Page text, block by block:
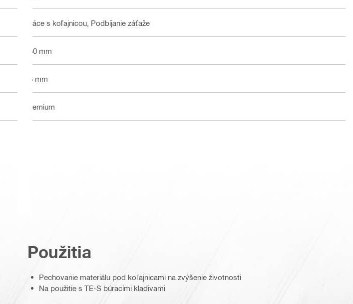
Práce s koľajnicou, Podbíjanie záťaže
550 mm
76 mm
Premium
Použitia
Pechovanie materiálu pod koľajnicami na zvýšenie životnosti
Na použitie s TE-S búracími kladivami